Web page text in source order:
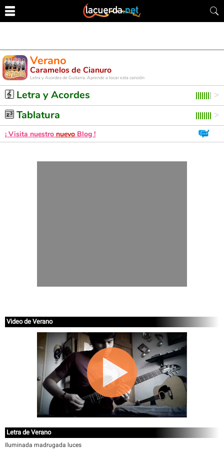
Verano
Caramelos de Cianuro
Letra y Acordes de Guitarra. Aprende a tocar esta canción
Letra y Acordes
Tablatura
¡ Visita nuestro nuevo Blog !
Video de Verano
Letra de Verano
Iluminada madrugada luces